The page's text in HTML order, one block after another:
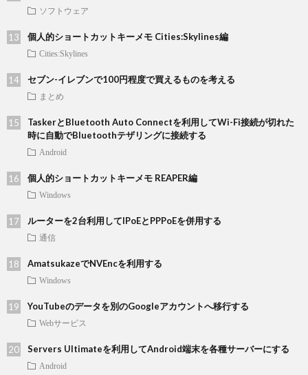
ソフトウェア
個人的ショートカットキーメモ Cities:Skylines編
Cities:Skylines
セブン-イレブンで100円程度で買えるものを考える
まとめ
TaskerとBluetooth Auto Connectを利用してWi-Fi接続が切れた
時に自動でBluetoothテザリングに接続する
Android
個人的ショートカットキーメモ REAPER編
Windows
ルーターを2台利用してIPoEとPPPoEを併用する
通信
AmatsukazeでNVEncを利用する
Windows
YouTubeのデータを別のGoogleアカウントへ移行する
Webサービス
Servers Ultimateを利用してAndroid端末を各種サーバーにする
Android